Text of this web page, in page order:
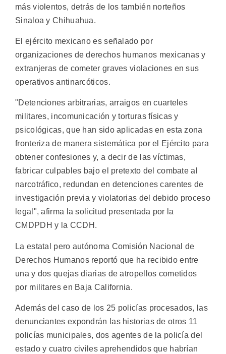
más violentos, detrás de los también norteños
Sinaloa y Chihuahua.
El ejército mexicano es señalado por
organizaciones de derechos humanos mexicanas y
extranjeras de cometer graves violaciones en sus
operativos antinarcóticos.
"Detenciones arbitrarias, arraigos en cuarteles
militares, incomunicación y torturas físicas y
psicológicas, que han sido aplicadas en esta zona
fronteriza de manera sistemática por el Ejército para
obtener confesiones y, a decir de las víctimas,
fabricar culpables bajo el pretexto del combate al
narcotráfico, redundan en detenciones carentes de
investigación previa y violatorias del debido proceso
legal", afirma la solicitud presentada por la
CMDPDH y la CCDH.
La estatal pero autónoma Comisión Nacional de
Derechos Humanos reportó que ha recibido entre
una y dos quejas diarias de atropellos cometidos
por militares en Baja California.
Además del caso de los 25 policías procesados, las
denunciantes expondrán las historias de otros 11
policías municipales, dos agentes de la policía del
estado y cuatro civiles aprehendidos que habrían